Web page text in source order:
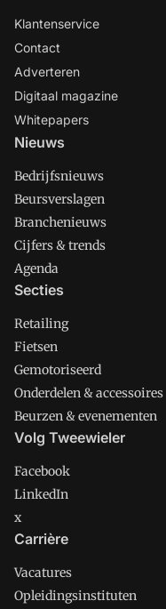
Klantenservice
Contact
Adverteren
Digitaal magazine
Whitepapers
Nieuws
Bedrijfsnieuws
Beursverslagen
Branchenieuws
Cijfers & trends
Agenda
Secties
Retailing
Fietsen
Gemotoriseerd
Onderdelen & accessoires
Beurzen & evenementen
Volg Tweewieler
Facebook
LinkedIn
x
Carrière
Vacatures
Opleidingsinstituten